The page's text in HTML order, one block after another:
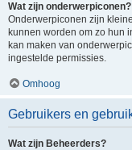
Wat zijn onderwerpiconen?
Onderwerpiconen zijn
kunnen worden om zo hun
kan maken van
ingestelde permissies.
Omhoog
Gebruikers en
Wat zijn Beheerders?